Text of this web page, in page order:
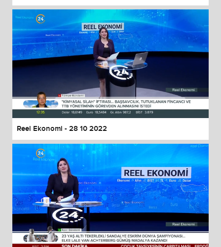
Reel Ekonomi - 28 10 2022